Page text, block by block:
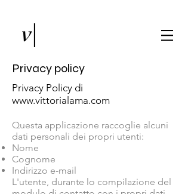
Privacy policy
Privacy Policy di
www.vittorialama.com
Questa applicazione raccoglie alcuni
dati personali dei propri utenti:
Nome
Cognome
Indirizzo e-mail
L'utente, durante lo compilazione del